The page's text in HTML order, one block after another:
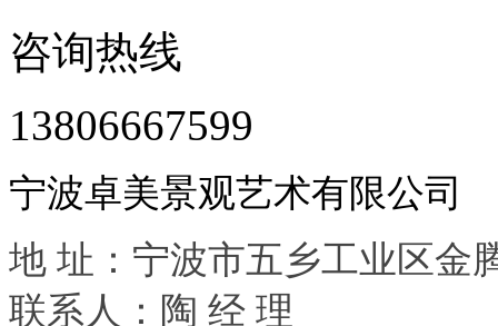
咨询热线
13806667599
宁波卓美景观艺术有限公司
地 址：宁波市五乡工业区金
联系人：陶 经 理